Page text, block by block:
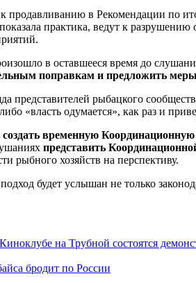
к продавливанию в Рекомендации по
практика, ведут к
в оставшееся время до
поправкам и предложить
представителей рыбацкого
«власть одумается», как раз и
создать временную
представить
рыбного хозяйств на перспективу.
будет услышан не только
на Трубной состоятся
бродит по России